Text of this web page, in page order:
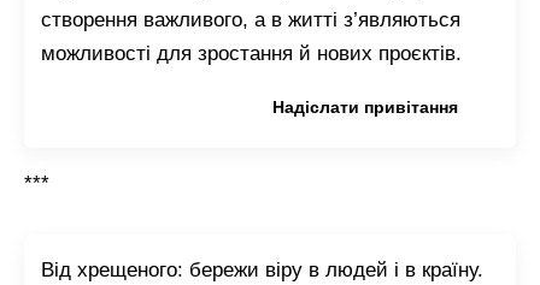
створення важливого, а в житті з’являються
можливості для зростання й нових проєктів.
Надіслати привітання
***
Від хрещеного: бережи віру в людей і в країну.